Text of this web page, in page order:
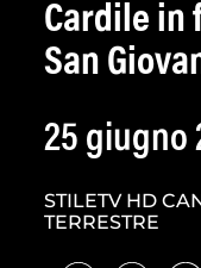
Cardile in
San
25 giugno
STILETV HD
TERRESTRE